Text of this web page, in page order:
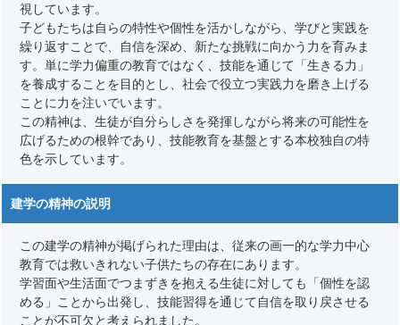
視しています。
子どもたちは自らの特性や個性を活かしながら、学びと実践を
繰り返すことで、自信を深め、新たな挑戦に向かう力を育みま
す。単に学力偏重の教育ではなく、技能を通じて「生きる力」
を養成することを目的とし、社会で役立つ実践力を磨き上げる
ことに力を注いでいます。
この精神は、生徒が自分らしさを発揮しながら将来の可能性を
広げるための根幹であり、技能教育を基盤とする本校独自の特
色を示しています。
建学の精神の説明
この建学の精神が掲げられた理由は、従来の画一的な学力中心
教育では救いきれない子供たちの存在にあります。
学習面や生活面でつまずきを抱える生徒に対しても「個性を認
める」ことから出発し、技能習得を通じて自信を取り戻させる
ことが不可欠と考えられました。